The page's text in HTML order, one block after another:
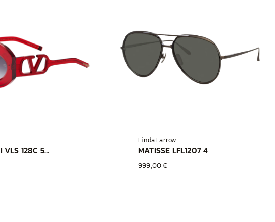
V SOUL II VLS 128C 56 RGE GLD
Linda Farrow
MATISSE LFL1207 4
999,00 €